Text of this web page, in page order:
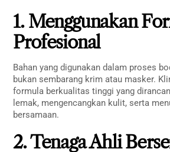
1. Menggunakan
Profesional
Bahan yang digunakan dalam proses
bukan sembarang krim atau masker.
formula berkualitas tinggi yang
lemak, mengencangkan kulit, serta
bersamaan.
2. Tenaga Ahli